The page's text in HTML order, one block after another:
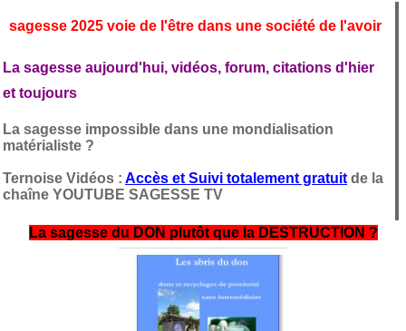
sagesse 2025 voie de l'être dans une société de l'avoir
La sagesse aujourd'hui, vidéos, forum, citations d'hier
et toujours
La sagesse impossible dans une mondialisation
matérialiste ?
Ternoise Vidéos : Accès et Suivi totalement gratuit de la
chaîne YOUTUBE SAGESSE TV
La sagesse du DON plutôt que la DESTRUCTION ?